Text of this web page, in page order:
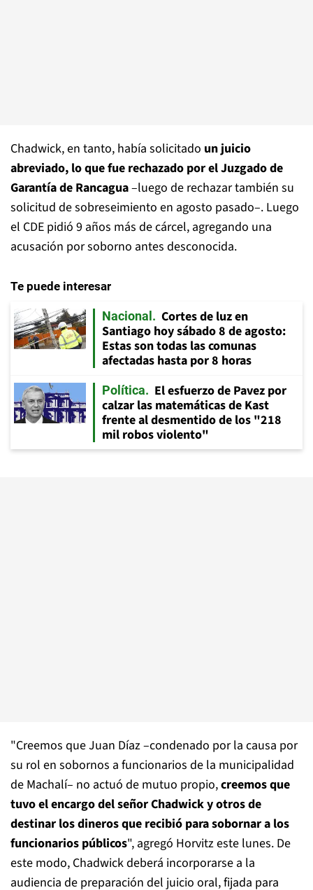
Chadwick, en tanto, había solicitado un juicio
abreviado, lo que fue rechazado por el Juzgado de
Garantía de Rancagua–luego de rechazar también su
solicitud de sobreseimiento en agosto pasado–. Luego
el CDE pidió 9 años más de cárcel, agregando una
acusación por soborno antes desconocida.
Te puede interesar
Nacional
Cortes de luz en
Santiago hoy sábado 8 de agosto:
Estas son todas las comunas
afectadas hasta por 8 horas
Política
El esfuerzo de Pavez por
calzar las matemáticas de Kast
frente al desmentido de los "218
mil robos violento"
"Creemos que Juan Díaz –condenado por la causa por
su rol en sobornos a funcionarios de la municipalidad
de Machalí– no actuó de mutuo propio,creemos que
tuvo el encargo del señor Chadwick y otros de
destinar los dineros que recibió para sobornar a los
funcionarios públicos", agregó Horvitz este lunes. De
este modo, Chadwick deberá incorporarse a la
audiencia de preparación del juicio oral, fijada para